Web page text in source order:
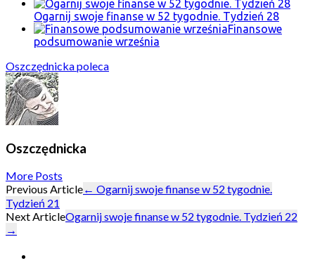
Ogarnij swoje finanse w 52 tygodnie. Tydzień 28
Finansowe
podsumowanie września
Oszczędnicka poleca
Oszczędnicka
More Posts
Post
navigation
Previous Article← Ogarnij swoje finanse w 52 tygodnie.
Tydzień 21
Next ArticleOgarnij swoje finanse w 52 tygodnie. Tydzień 22
→